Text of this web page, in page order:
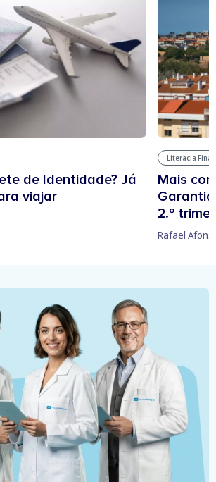
de Identidade? Já
viajar
Literacia
Mais
2.º
Rafael